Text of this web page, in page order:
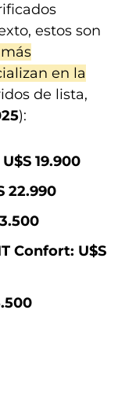
estos son
en la
de lista,
):
19.900
22.990
Confort: U$S